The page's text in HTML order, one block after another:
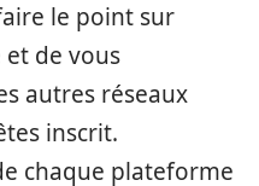
le point sur
de vous
autres réseaux
inscrit.
chaque plateforme